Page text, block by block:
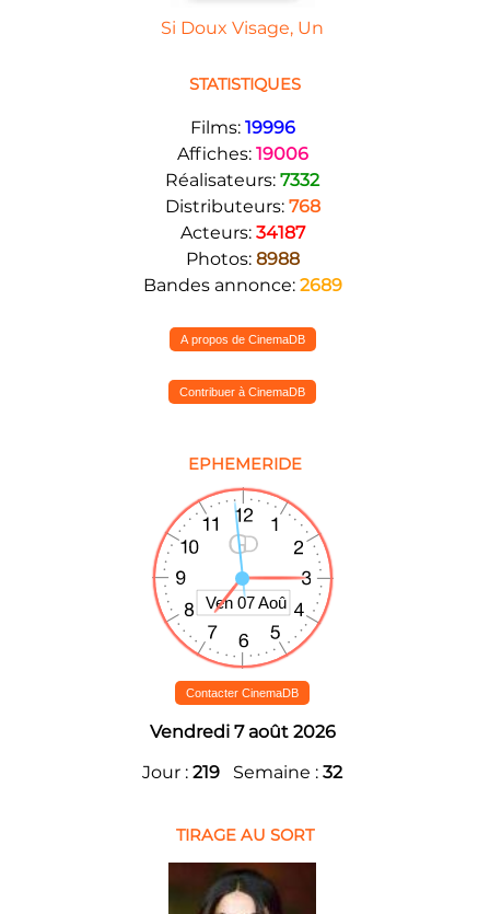
Si Doux Visage, Un
STATISTIQUES
Films: 19996
Affiches: 19006
Réalisateurs: 7332
Distributeurs: 768
Acteurs: 34187
Photos: 8988
Bandes annonce: 2689
A propos de CinemaDB
Contribuer à CinemaDB
EPHEMERIDE
Contacter CinemaDB
Vendredi 7 août 2026
Jour : 219 Semaine : 32
TIRAGE AU SORT